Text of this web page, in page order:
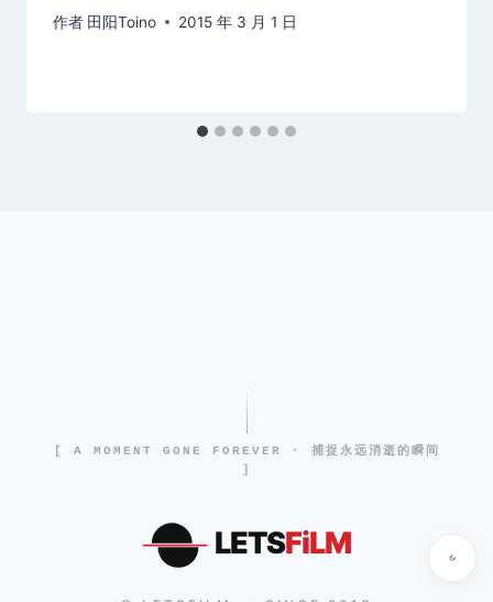
作者 田阳Toino 2015 年 3 月 1 日
[ A MOMENT GONE FOREVER · 捕捉永远消逝的瞬间
]
LETSFiLM